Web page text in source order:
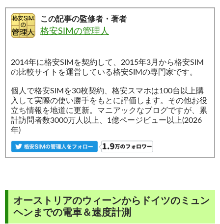
この記事の監修者・著者
格安SIMの管理人
2014年に格安SIMを契約して、2015年3月から格安SIM
の比較サイトを運営している格安SIMの専門家です。
個人で格安SIMを30枚契約、格安スマホは100台以上購
入して実際の使い勝手をもとに評価します。その他お役
立ち情報を地道に更新。マニアックなブログですが、累
計訪問者数3000万人以上、1億ページビュー以上(2026
年)
オーストリアのウィーンからドイツのミュン
ヘンまでの電車＆速度計測